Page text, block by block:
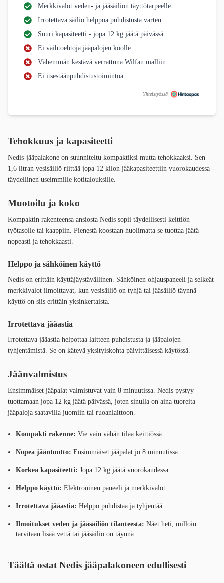
Merkkivalot veden- ja jääsäiliön täyttötarpeelle
Irrotettava säiliö helppoa puhdistusta varten
Suuri kapasiteetti - jopa 12 kg jäätä päivässä
Ei vaihtoehtoja jääpalojen koolle
Vähemmän kestävä verrattuna Wilfan malliin
Ei itsestäänpuhdistustoimintoa
Yhteistyössä
Tehokkuus ja kapasiteetti
Nedis-jääpalakone on suunniteltu kompaktiksi mutta tehokkaaksi. Sen
1,6 litran vesisäiliö riittää jopa 12 kilon jääkapasiteettiin vuorokaudessa -
täydellinen useimmille kotitalouksille.
Muotoilu ja koko
Kompaktin rakenteensa ansiosta Nedis sopii täydellisesti keittiön
työtasolle tai kaappiin. Pienestä koostaan huolimatta se tuottaa jäätä
nopeasti ja tehokkaasti.
Helppo ja sähköinen käyttö
Nedis on erittäin käyttäjäystävällinen. Sähköinen ohjauspaneeli ja selkeät
merkkivalot ilmoittavat, kun vesisäiliö on tyhjä tai jääsäiliö täynnä -
käyttö on siis erittäin yksinkertaista.
Irrotettava jääastia
Irrotettava jääastia helpottaa laitteen puhdistusta ja jääpalojen
tyhjentämistä. Se on kätevä yksityiskohta päivittäisessä käytössä.
Jäänvalmistus
Ensimmäiset jääpalat valmistuvat vain 8 minuutissa. Nedis pystyy
tuottamaan jopa 12 kg jäätä päivässä, joten sinulla on aina tuoreita
jääpaloja saatavilla juomiin tai ruoanlaittoon.
Kompakti rakenne: Vie vain vähän tilaa keittiössä.
Nopea jääntuotto: Ensimmäiset jääpalat jo 8 minuutissa.
Korkea kapasiteetti: Jopa 12 kg jäätä vuorokaudessa.
Helppo käyttö: Elektroninen paneeli ja merkkivalot.
Irrotettava jääastia: Helppo puhdistaa ja tyhjentää.
Ilmoitukset veden ja jääsäiliön tilanteesta: Näet heti, milloin
tarvitaan lisää vettä tai jääsäiliö on täynnä.
Täältä ostat Nedis jääpalakoneen edullisesti